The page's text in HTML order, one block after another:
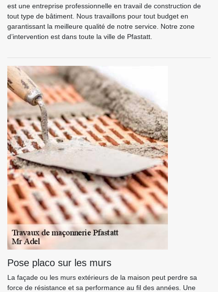
est une entreprise professionnelle en travail de construction de
tout type de bâtiment. Nous travaillons pour tout budget en
garantissant la meilleure qualité de notre service. Notre zone
d’intervention est dans toute la ville de Pfastatt.
Pose placo sur les murs
La façade ou les murs extérieurs de la maison peut perdre sa
force de résistance et sa performance au fil des années. Une